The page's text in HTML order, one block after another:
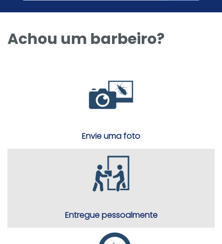
Achou um barbeiro?
Envie uma foto
Entregue pessoalmente